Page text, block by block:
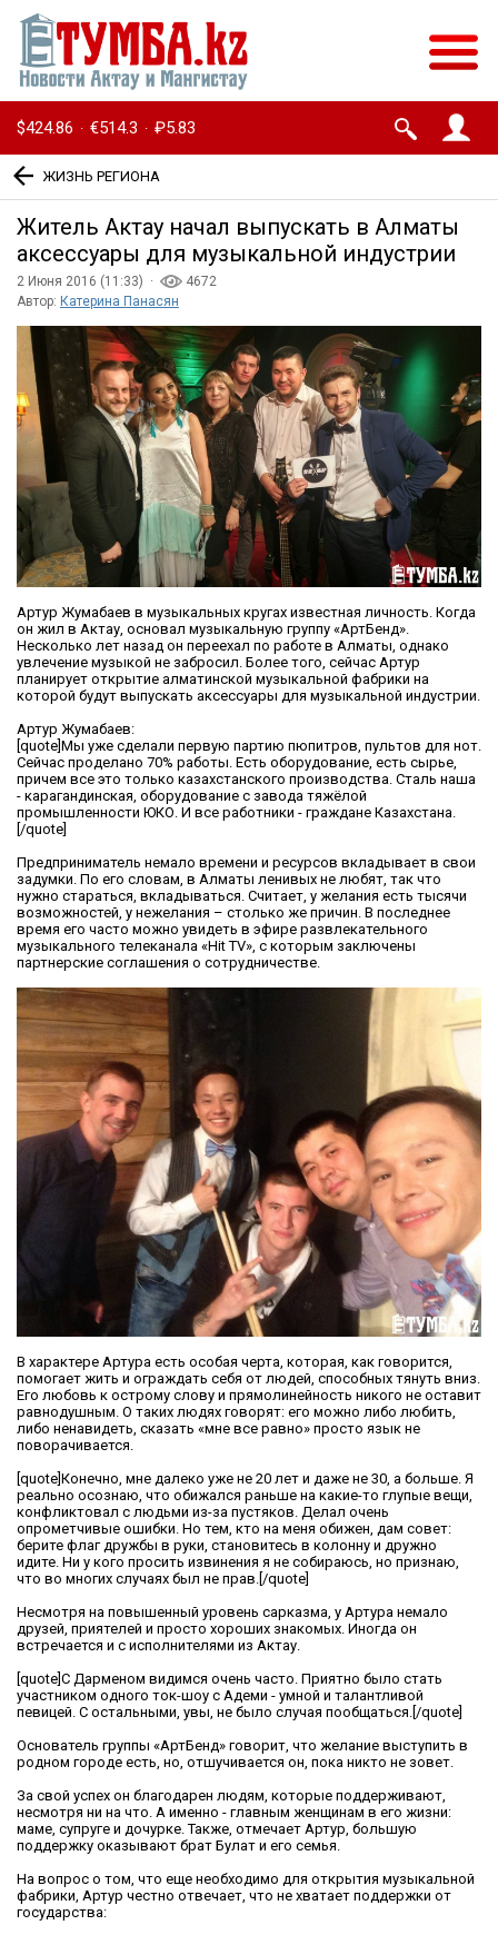
$424.86 · €514.3 · ₽5.83
ЖИЗНЬ РЕГИОНА
Житель Актау начал выпускать в Алматы
аксессуары для музыкальной индустрии
2 Июня 2016 (11:33) ·
4672
Автор: Катерина Панасян
Артур Жумабаев в музыкальных кругах известная личность. Когда
он жил в Актау, основал музыкальную группу «АртБенд».
Несколько лет назад он переехал по работе в Алматы, однако
увлечение музыкой не забросил. Более того, сейчас Артур
планирует открытие алматинской музыкальной фабрики на
которой будут выпускать аксессуары для музыкальной индустрии.
Артур Жумабаев:
[quote]Мы уже сделали первую партию пюпитров, пультов для нот.
Сейчас проделано 70% работы. Есть оборудование, есть сырье,
причем все это только казахстанского производства. Сталь наша
- карагандинская, оборудование с завода тяжёлой
промышленности ЮКО. И все работники - граждане Казахстана.
[/quote]
Предприниматель немало времени и ресурсов вкладывает в свои
задумки. По его словам, в Алматы ленивых не любят, так что
нужно стараться, вкладываться. Считает, у желания есть тысячи
возможностей, у нежелания – столько же причин. В последнее
время его часто можно увидеть в эфире развлекательного
музыкального телеканала «Hit TV», с которым заключены
партнерские соглашения о сотрудничестве.
В характере Артура есть особая черта, которая, как говорится,
помогает жить и ограждать себя от людей, способных тянуть вниз.
Его любовь к острому слову и прямолинейность никого не оставит
равнодушным. О таких людях говорят: его можно либо любить,
либо ненавидеть, сказать «мне все равно» просто язык не
поворачивается.
[quote]Конечно, мне далеко уже не 20 лет и даже не 30, а больше. Я
реально осознаю, что обижался раньше на какие-то глупые вещи,
конфликтовал с людьми из-за пустяков. Делал очень
опрометчивые ошибки. Но тем, кто на меня обижен, дам совет:
берите флаг дружбы в руки, становитесь в колонну и дружно
идите. Ни у кого просить извинения я не собираюсь, но признаю,
что во многих случаях был не прав.[/quote]
Несмотря на повышенный уровень сарказма, у Артура немало
друзей, приятелей и просто хороших знакомых. Иногда он
встречается и с исполнителями из Актау.
[quote]С Дарменом видимся очень часто. Приятно было стать
участником одного ток-шоу с Адеми - умной и талантливой
певицей. С остальными, увы, не было случая пообщаться.[/quote]
Основатель группы «АртБенд» говорит, что желание выступить в
родном городе есть, но, отшучивается он, пока никто не зовет.
За свой успех он благодарен людям, которые поддерживают,
несмотря ни на что. А именно - главным женщинам в его жизни:
маме, супруге и дочурке. Также, отмечает Артур, большую
поддержку оказывают брат Булат и его семья.
На вопрос о том, что еще необходимо для открытия музыкальной
фабрики, Артур честно отвечает, что не хватает поддержки от
государства: